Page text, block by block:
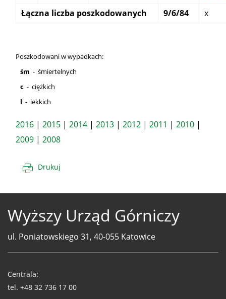
Łączna liczba poszkodowanych
9/6/84 x
Poszkodowani w wypadkach:
śm - śmiertelnych
c - ciężkich
l - lekkich
2016 | 2015 | 2014 | 2013 | 2012 | 2011 | 2010 |
2009 | 2008
Drukuj
Wyższy Urząd Górniczy
ul. Poniatowskiego 31, 40-055 Katowice
WUG
Centrala:
tel. +48 32 736 17 00